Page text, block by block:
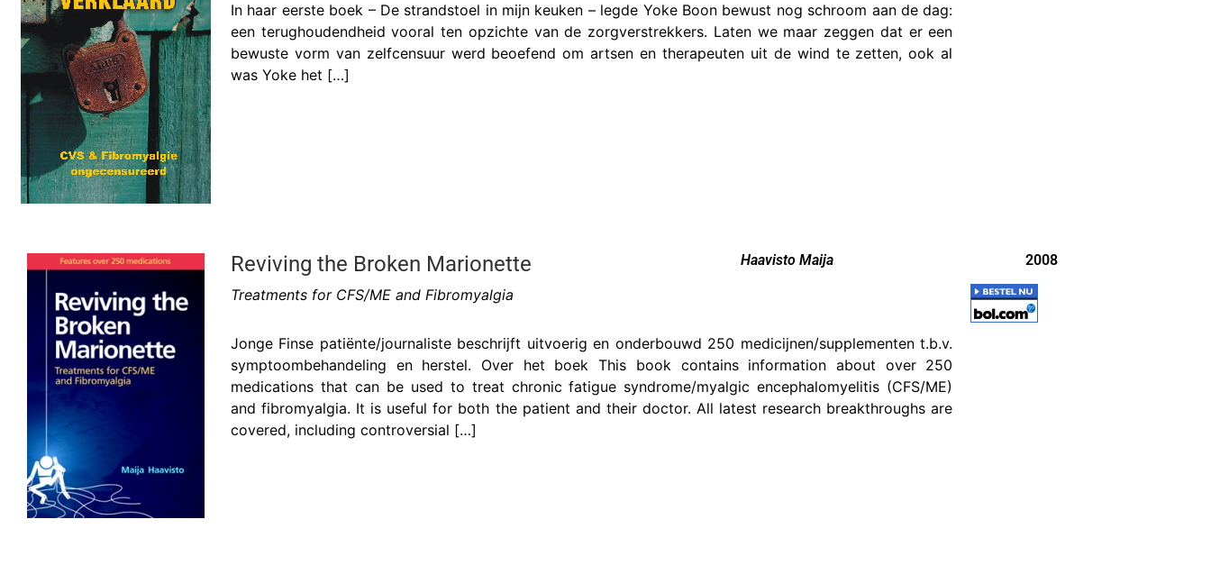
In haar eerste boek – De strandstoel in mijn keuken – legde Yoke Boon bewust nog schroom aan de dag:
een terughoudendheid vooral ten opzichte van de zorgverstrekkers. Laten we maar zeggen dat er een
bewuste vorm van zelfcensuur werd beoefend om artsen en therapeuten uit de wind te zetten, ook al
was Yoke het […]
Reviving the Broken Marionette Haavisto Maija 2008
Treatments for CFS/ME and Fibromyalgia
Jonge Finse patiënte/journaliste beschrijft uitvoerig en onderbouwd 250 medicijnen/supplementen t.b.v.
symptoombehandeling en herstel. Over het boek This book contains information about over 250
medications that can be used to treat chronic fatigue syndrome/myalgic encephalomyelitis (CFS/ME)
and fibromyalgia. It is useful for both the patient and their doctor. All latest research breakthroughs are
covered, including controversial […]